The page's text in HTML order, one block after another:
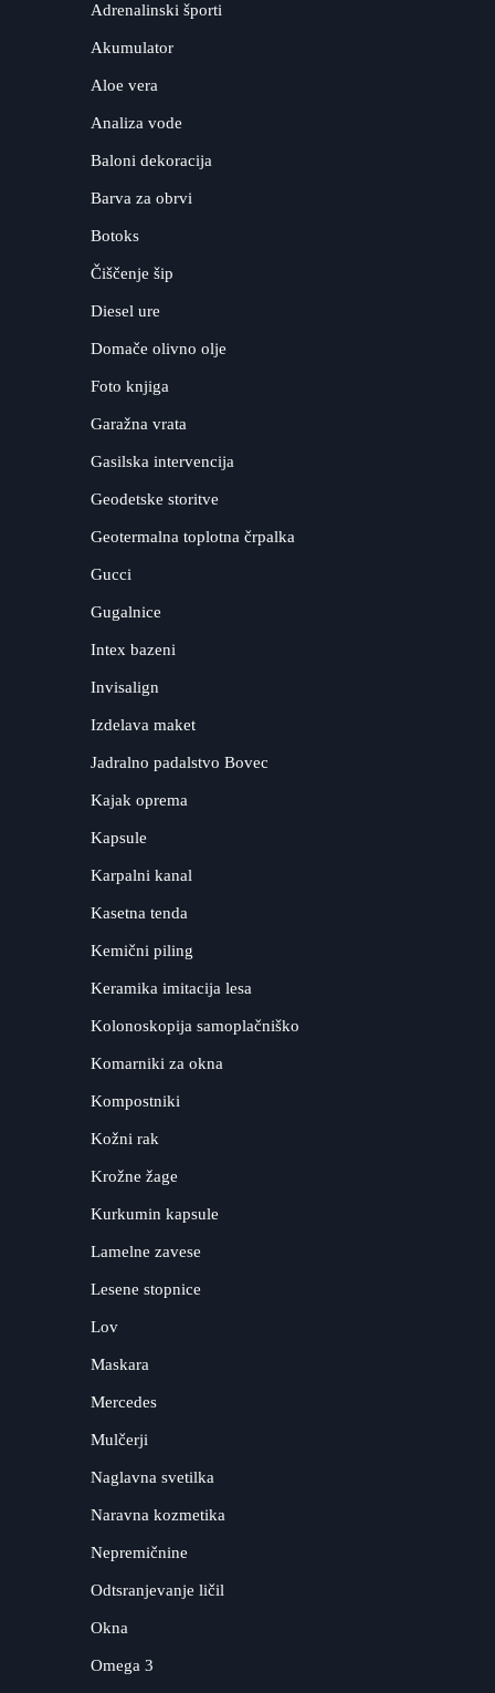
Adrenalinski športi
Akumulator
Aloe vera
Analiza vode
Baloni dekoracija
Barva za obrvi
Botoks
Čiščenje šip
Diesel ure
Domače olivno olje
Foto knjiga
Garažna vrata
Gasilska intervencija
Geodetske storitve
Geotermalna toplotna črpalka
Gucci
Gugalnice
Intex bazeni
Invisalign
Izdelava maket
Jadralno padalstvo Bovec
Kajak oprema
Kapsule
Karpalni kanal
Kasetna tenda
Kemični piling
Keramika imitacija lesa
Kolonoskopija samoplačniško
Komarniki za okna
Kompostniki
Kožni rak
Krožne žage
Kurkumin kapsule
Lamelne zavese
Lesene stopnice
Lov
Maskara
Mercedes
Mulčerji
Naglavna svetilka
Naravna kozmetika
Nepremičnine
Odtsranjevanje ličil
Okna
Omega 3